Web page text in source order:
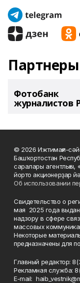
Партнеры
Фотобанк
журналистов
© 2026 Ижтимағи-
Башҡортостан
саралары
йорто акционерҙар
Об использовании
Свидетельство о
мая 2025 года
надзору в сфере
массовых
Некоторые
предназначены для
Главный редактор:
Рекламная служба:
Е-mаil: